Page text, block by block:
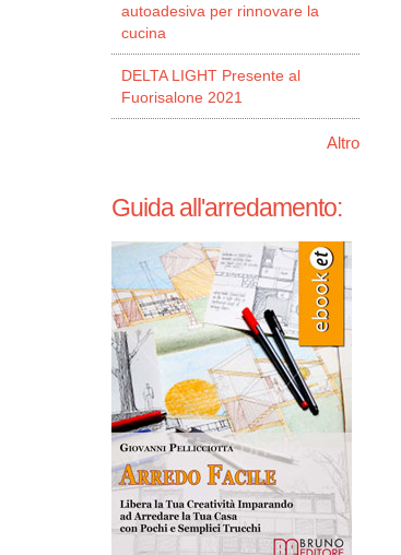
autoadesiva per rinnovare la
cucina
DELTA LIGHT Presente al
Fuorisalone 2021
Altro
Guida all'arredamento: